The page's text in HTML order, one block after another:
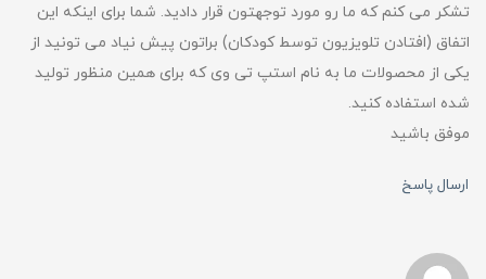
تشکر می کنم که ما رو مورد توجهتون قرار دادید. شما برای اینکه این
اتفاق (افتادن تلویزیون توسط کودکان) براتون پیش نیاد می تونید از
یکی از محصولات ما به نام استپ تی وی که برای همین منظور تولید
شده استفاده کنید.
موفق باشید
ارسال پاسخ